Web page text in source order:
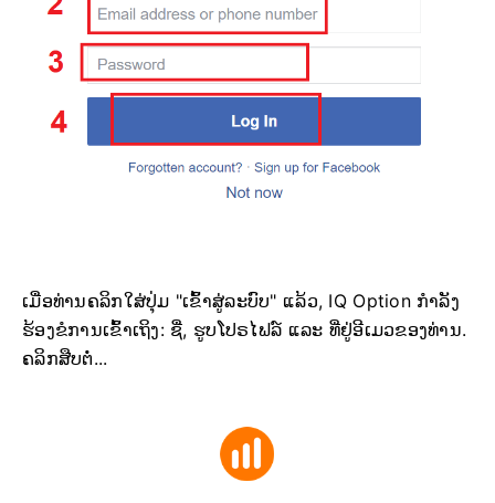
ເມື່ອທ່ານຄລິກໃສ່ປຸ່ມ "ເຂົ້າສູ່ລະບົບ" ແລ້ວ, IQ Option ກຳລັງ
ຮ້ອງຂໍການເຂົ້າເຖິງ: ຊື່, ຮູບໂປຣໄຟລ໌ ແລະ ທີ່ຢູ່ອີເມວຂອງທ່ານ.
ຄລິກສືບຕໍ່...